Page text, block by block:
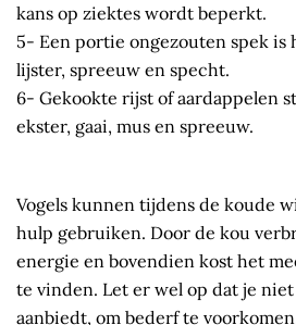
kans op ziektes wordt beperkt.
5- Een portie ongezouten spek is
lijster, spreeuw en specht.
6- Gekookte rijst of aardappelen
ekster, gaai, mus en spreeuw.
Vogels kunnen tijdens de koude
hulp gebruiken. Door de kou
energie en bovendien kost het
te vinden. Let er wel op dat je niet
aanbiedt, om bederf te